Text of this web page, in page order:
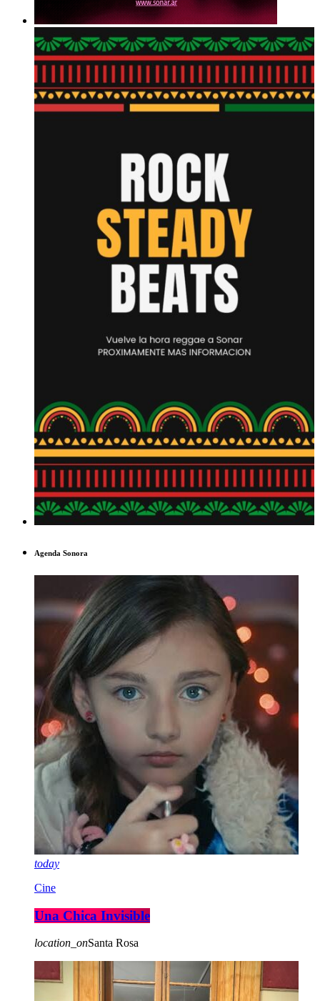
Agenda Sonora
today
Cine
Una Chica Invisible
location_onSanta Rosa